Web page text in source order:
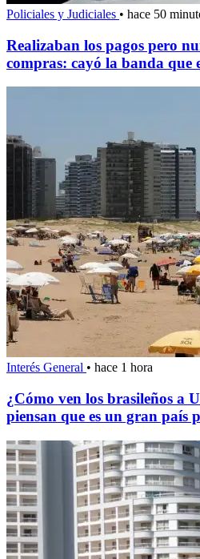
Policiales y Judiciales • hace 50
Realizaban los pagos pero
compras: cayó la banda que
Interés General • hace 1 hora
¿Cómo ven los brasileños a
piensan que es un gran país